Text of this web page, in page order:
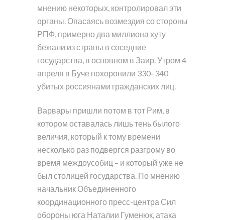
мнению некоторых, контролировал эти
органы. Опасаясь возмездия со стороны
РПФ, примерно два миллиона хуту
бежали из страны в соседние
государства, в основном в Заир. Утром 4
апреля в Буче похоронили 330–340
убитых россиянами гражданских лиц.
Варвары пришли потом в тот Рим, в
котором оставалась лишь тень былого
величия, который к тому времени
несколько раз подвергся разгрому во
время междоусобиц – и который уже не
был столицей государства. По мнению
начальник Объединенного
координационного пресс-центра Сил
обороны юга Наталии Гуменюк, атака